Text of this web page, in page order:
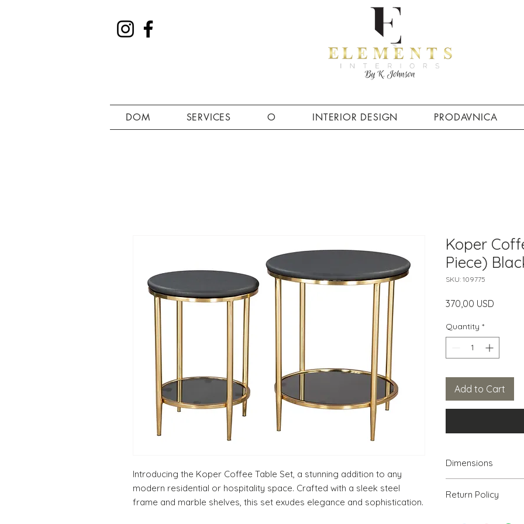
DOM SERVICES O INTERIOR DESIGN PRODAVNICA
Introducing the Koper Coffee Table Set, a stunning addition to any
modern residential or hospitality space. Crafted with a sleek steel
frame and marble shelves, this set exudes elegance and sophistication.
Koper
Piece)
SKU: 109775
370,00 USD
Quantity *
Add to Cart
Dimensions
H
Return Policy